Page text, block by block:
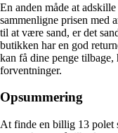
En anden måde at
sammenligne prisen med
til at være sand, er det
butikken har en god
kan få dine penge
forventninger.
Opsummering
At finde en billig 13 polet